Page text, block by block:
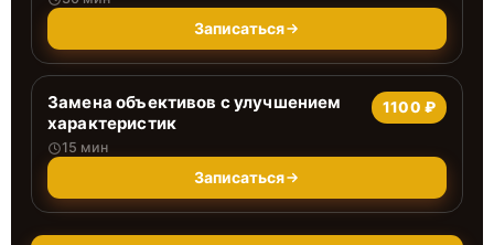
Записаться
Замена объективов с улучшением
характеристик
15 мин
1100 ₽
Записаться